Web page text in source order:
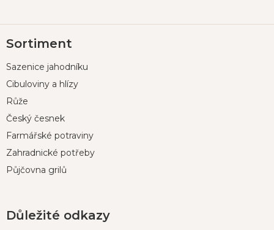
á
a
Sortiment
Sazenice jahodníku
Cibuloviny a hlízy
Růže
Český česnek
Farmářské potraviny
Zahradnické potřeby
Půjčovna grilů
Důležité odkazy